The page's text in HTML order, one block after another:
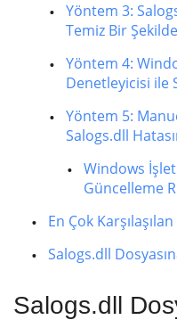
Yöntem 3:
Temiz Bir
Yöntem 4:
Denetleyicisi ile
Yöntem 5:
Salogs.dll
Windows
Güncelleme
En Çok
Salogs.dll
Salogs.dll